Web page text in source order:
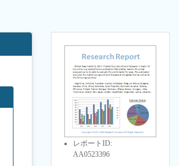
レポートID:
AA0523396